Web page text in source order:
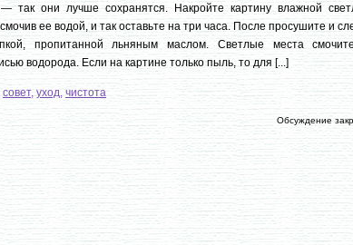
так они лучше сохранятся. Накройте картину влажной
ее водой, и так оставьте на три часа. После просушите и
пропитанной льняным маслом. Светлые места
водорода. Если на картине только пыль, то для [...]
совет, уход, чистота
Обсуждение